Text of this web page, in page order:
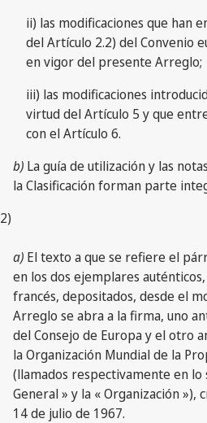
ii) las modificaciones que han
del Artículo 2.2) del Convenio
en vigor del presente Arreglo;
iii) las modificaciones
virtud del Artículo 5 y que
con el Artículo 6.
b) La guía de utilización y las
la Clasificación forman parte
2)
a) El texto a que se refiere el
en los dos ejemplares
francés, depositados, desde el
Arreglo se abra a la firma, uno
del Consejo de Europa y el otro
la Organización Mundial de la
(llamados respectivamente en lo
General » y la « Organización »),
14 de julio de 1967.